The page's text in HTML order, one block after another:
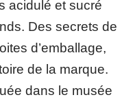
acidulé et sucré
Des secrets de
d’emballage,
de la marque.
dans le musée